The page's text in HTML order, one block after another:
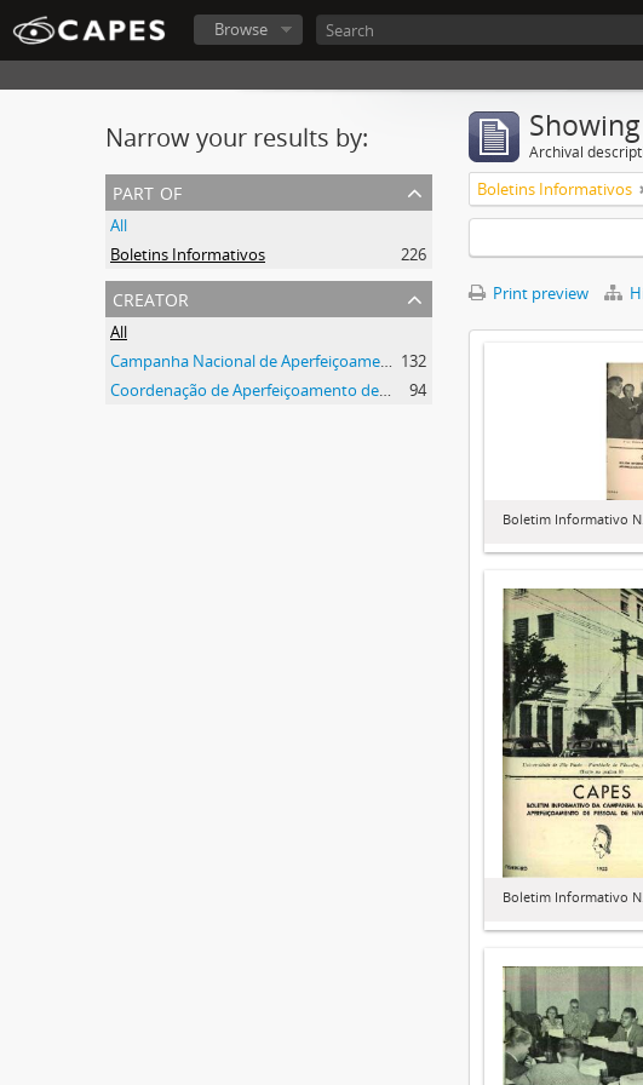
Browse
Narrow your results by:
part of
All
Boletins Informativos
226
creator
All
Campanha Nacional de Aperfeiçoamento de Pessoal de Nível Superior (CAPES) 132
Coordenação de Aperfeiçoamento de Pessoal de Nível Superior (CAPES)
94
Archival
Boletins Informativos
Print preview
Boletim Informativo
Boletim Informativo